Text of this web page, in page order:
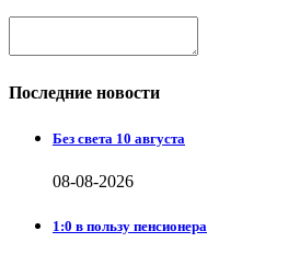
Последние новости
Без света 10 августа
08-08-2026
1:0 в пользу пенсионера